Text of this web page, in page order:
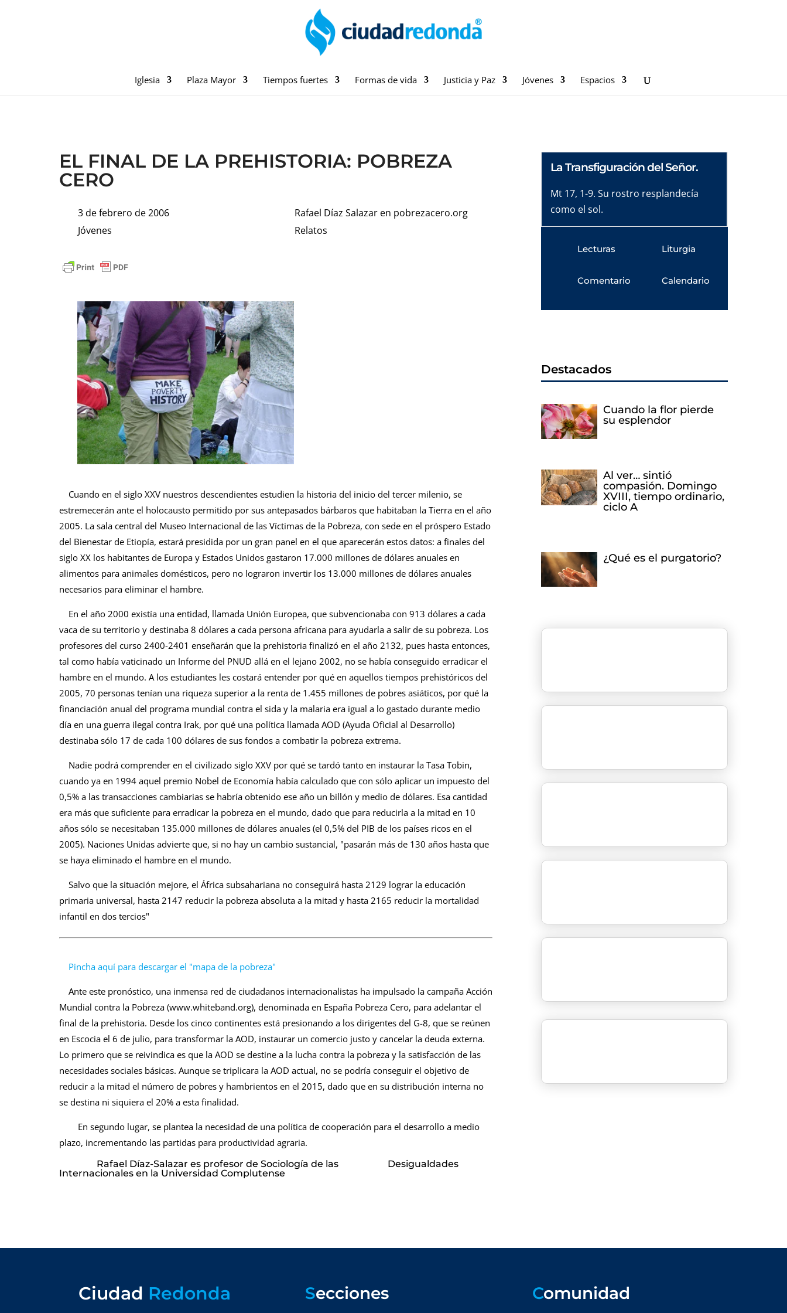
Iglesia Plaza Mayor Tiempos fuertes Formas de vida Justicia y Paz Jóvenes Espacios
EL FINAL DE LA PREHISTORIA: POBREZA
CERO
3 de febrero de 2006
Jóvenes
Rafael Díaz Salazar en pobrezacero.org
Relatos
Cuando en el siglo XXV nuestros descendientes estudien la historia del inicio del tercer milenio, se
estremecerán ante el holocausto permitido por sus antepasados bárbaros que habitaban la Tierra en el año
2005. La sala central del Museo Internacional de las Víctimas de la Pobreza, con sede en el próspero Estado
del Bienestar de Etiopía, estará presidida por un gran panel en el que aparecerán estos datos: a finales del
siglo XX los habitantes de Europa y Estados Unidos gastaron 17.000 millones de dólares anuales en
alimentos para animales domésticos, pero no lograron invertir los 13.000 millones de dólares anuales
necesarios para eliminar el hambre.
En el año 2000 existía una entidad, llamada Unión Europea, que subvencionaba con 913 dólares a cada
vaca de su territorio y destinaba 8 dólares a cada persona africana para ayudarla a salir de su pobreza. Los
profesores del curso 2400-2401 enseñarán que la prehistoria finalizó en el año 2132, pues hasta entonces,
tal como había vaticinado un Informe del PNUD allá en el lejano 2002, no se había conseguido erradicar el
hambre en el mundo. A los estudiantes les costará entender por qué en aquellos tiempos prehistóricos del
2005, 70 personas tenían una riqueza superior a la renta de 1.455 millones de pobres asiáticos, por qué la
financiación anual del programa mundial contra el sida y la malaria era igual a lo gastado durante medio
día en una guerra ilegal contra Irak, por qué una política llamada AOD (Ayuda Oficial al Desarrollo)
destinaba sólo 17 de cada 100 dólares de sus fondos a combatir la pobreza extrema.
Nadie podrá comprender en el civilizado siglo XXV por qué se tardó tanto en instaurar la Tasa Tobin,
cuando ya en 1994 aquel premio Nobel de Economía había calculado que con sólo aplicar un impuesto del
0,5% a las transacciones cambiarias se habría obtenido ese año un billón y medio de dólares. Esa cantidad
era más que suficiente para erradicar la pobreza en el mundo, dado que para reducirla a la mitad en 10
años sólo se necesitaban 135.000 millones de dólares anuales (el 0,5% del PIB de los países ricos en el
2005). Naciones Unidas advierte que, si no hay un cambio sustancial, "pasarán más de 130 años hasta que
se haya eliminado el hambre en el mundo.
Salvo que la situación mejore, el África subsahariana no conseguirá hasta 2129 lograr la educación
primaria universal, hasta 2147 reducir la pobreza absoluta a la mitad y hasta 2165 reducir la mortalidad
infantil en dos tercios"
Pincha aquí para descargar el "mapa de la pobreza"
Ante este pronóstico, una inmensa red de ciudadanos internacionalistas ha impulsado la campaña Acción
Mundial contra la Pobreza (www.whiteband.org), denominada en España Pobreza Cero, para adelantar el
final de la prehistoria. Desde los cinco continentes está presionando a los dirigentes del G-8, que se reúnen
en Escocia el 6 de julio, para transformar la AOD, instaurar un comercio justo y cancelar la deuda externa.
Lo primero que se reivindica es que la AOD se destine a la lucha contra la pobreza y la satisfacción de las
necesidades sociales básicas. Aunque se triplicara la AOD actual, no se podría conseguir el objetivo de
reducir a la mitad el número de pobres y hambrientos en el 2015, dado que en su distribución interna no
se destina ni siquiera el 20% a esta finalidad.
En segundo lugar, se plantea la necesidad de una política de cooperación para el desarrollo a medio
plazo, incrementando las partidas para productividad agraria.
Rafael Díaz-Salazar es profesor de Sociología de las Desigualdades
Internacionales en la Universidad Complutense
La Transfiguración del Señor.
Mt 17, 1-9. Su rostro resplandecía
como el sol.
Lecturas
Comentario
Liturgia
Calendario
Destacados
Cuando la flor pierde
su esplendor
Al ver… sintió
compasión. Domingo
XVIII, tiempo ordinario,
ciclo A
¿Qué es el purgatorio?
Ciudad Redonda Secciones Comunidad